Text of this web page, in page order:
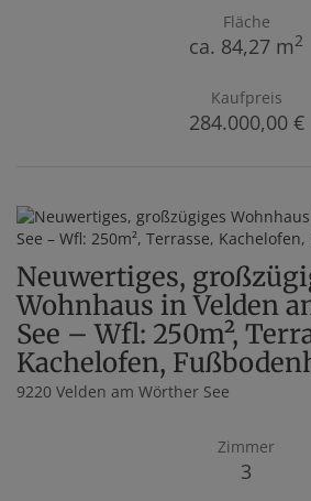
Fläche
ca. 84,27 m2
Kaufpreis
284.000,00 €
Neuwertiges,
Wohnhaus in Velden
See – Wfl: 250m²,
Kachelofen,
9220 Velden am Wörther See
Zimmer
3